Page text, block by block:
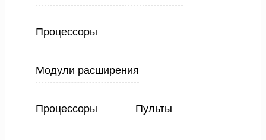
Процессоры
Модули расширения
Процессоры Пульты